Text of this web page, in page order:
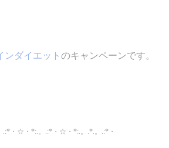
ンダイエット のキャンペーンです。
・☆・*:.。.:*・☆・*:.。.*.。.:*・